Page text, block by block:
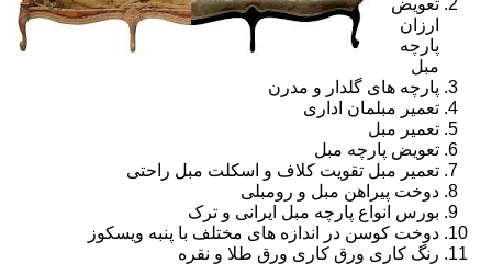
ارزان
پارچه
مبل
پارچه های گلدار و مدرن
تعمیر مبلمان اداری
تعمیر مبل
تعویض پارچه مبل
تعمیر مبل تقویت کلاف و اسکلت مبل راحتی
دوخت پیراهن مبل و رومبلی
بورس انواع پارچه مبل ایرانی و ترک
دوخت کوسن در اندازه های مختلف با پنبه ویسکوز
رنگ کاری ورق کاری ورق طلا و نقره